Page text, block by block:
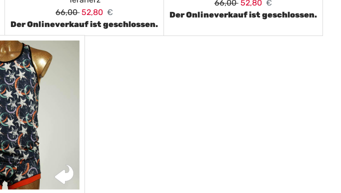
66,00 52,80 €
Der Onlineverkauf ist geschlossen.
66,00 52,80 €
Der Onlineverkauf ist geschlossen.